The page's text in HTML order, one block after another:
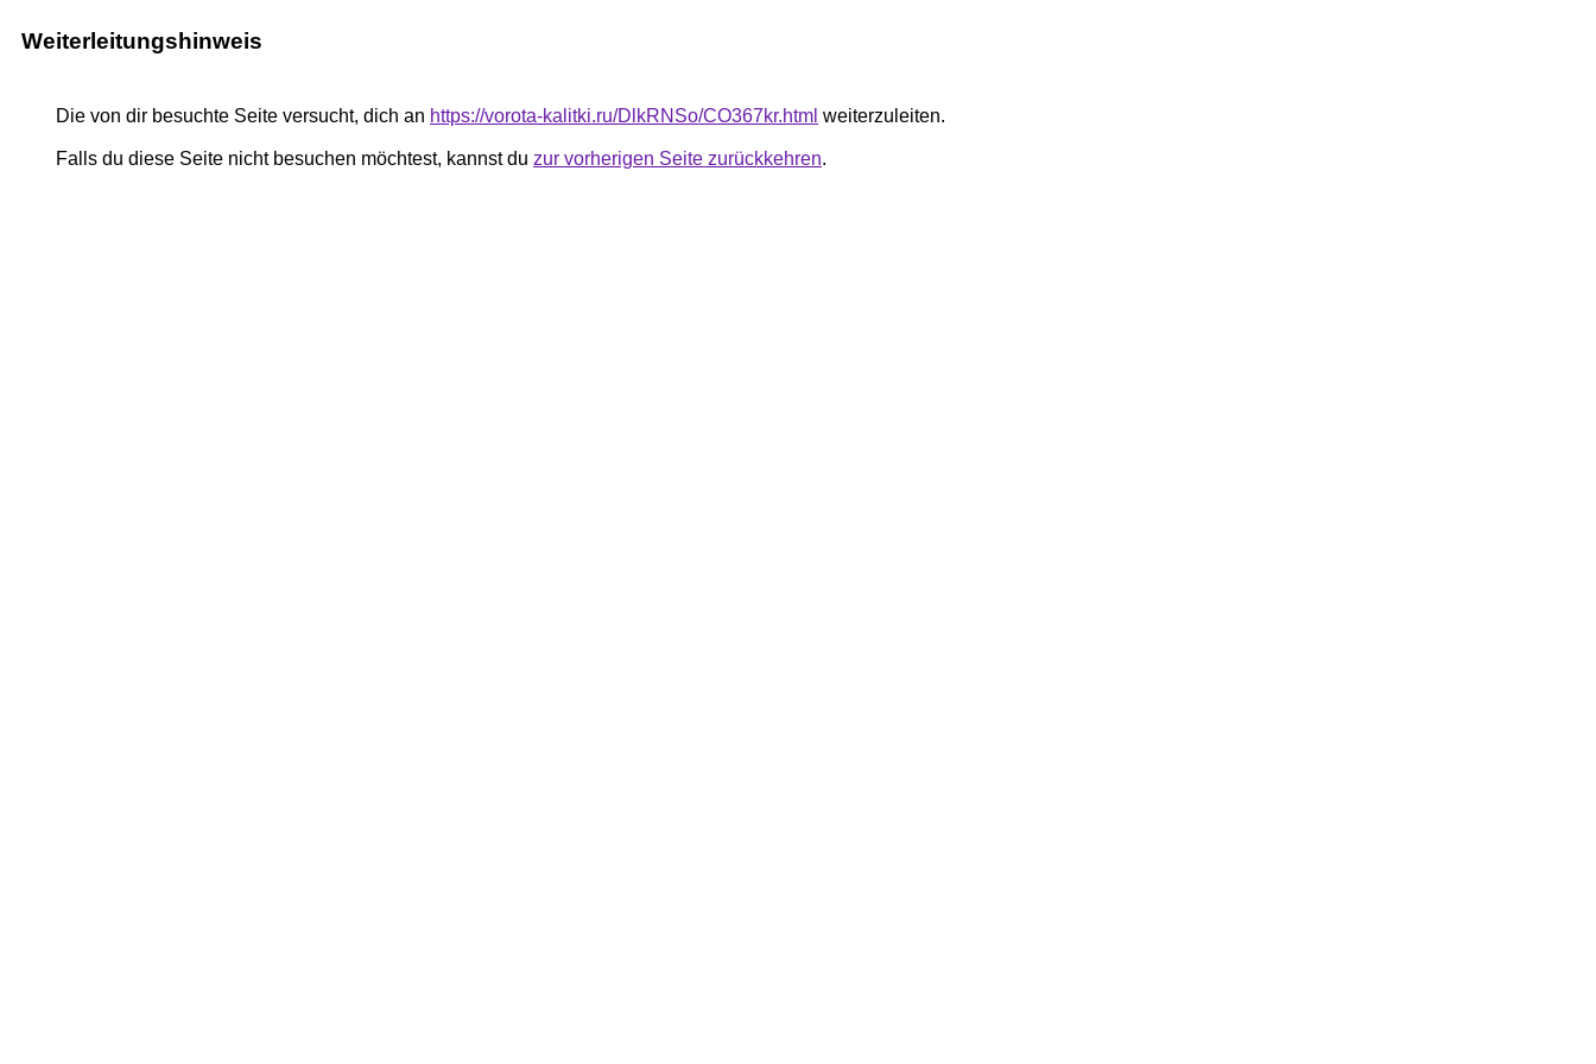
Weiterleitungshinweis
Die von dir besuchte Seite versucht, dich an https://vorota-kalitki.ru/DlkRNSo/CO367kr.html weiterzuleiten.
Falls du diese Seite nicht besuchen möchtest, kannst du zur vorherigen Seite zurückkehren.